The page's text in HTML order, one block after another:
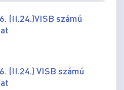
(II.24.)VISB számú
(II.24.) VISB számú